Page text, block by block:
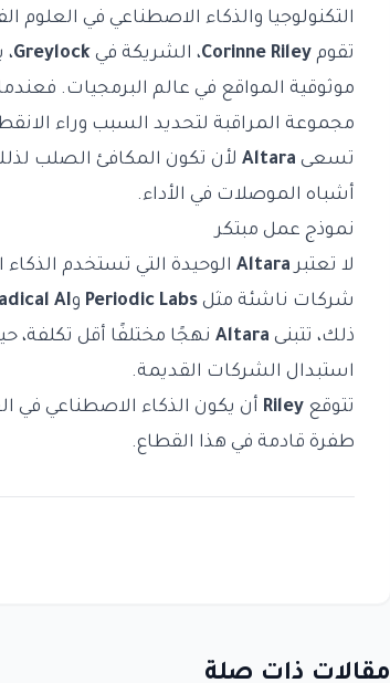
التكنولوجيا والذكاء الاصطناعي في العلوم
تقوم Corinne Riley، الشريكة في Greylock،
موثوقية المواقع في عالم البرمجيات.
مجموعة المراقبة لتحديد السبب وراء
تسعى Altara لأن تكون المكافئ الصلب
أشباه الموصلات في الأداء.
نموذج عمل مبتكر
لا تعتبرAltara الوحيدة التي تستخدم
شركات ناشئة مثل Periodic Labs وAI
ذلك، تتبنى Altara نهجًا مختلفًا أقل تكلفة،
استبدال الشركات القديمة.
تتوقع Riley أن يكون الذكاء الاصطناعي في
طفرة قادمة في هذا القطاع.
مقالات ذات صلة